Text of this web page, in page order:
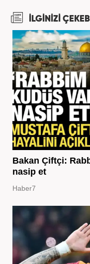
İLGİNİZİ
Bakan Çiftçi:
nasip et
Haber7